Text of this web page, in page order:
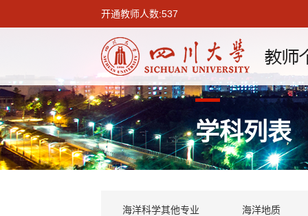
开通教师人数:537
学科列表
海洋科学其他专业 海洋地质